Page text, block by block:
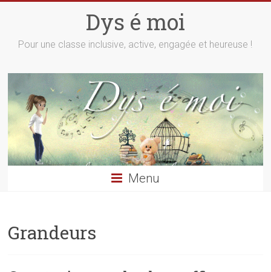
Dys é moi
Pour une classe inclusive, active, engagée et heureuse !
Menu
Grandeurs